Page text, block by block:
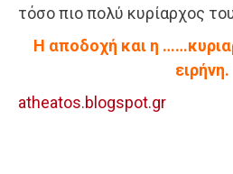
τόσο πιο πολύ κυρίαρχος
Η αποδοχή και η
ειρήνη.
atheatos.blogspot.gr